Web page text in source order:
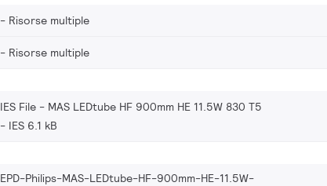
Risorse multiple
Risorse multiple
IES File - MAS LEDtube HF 900mm HE 11.5W 830 T5
IES 6.1 kB
EPD-Philips-MAS-LEDtube-HF-900mm-HE-11.5W-